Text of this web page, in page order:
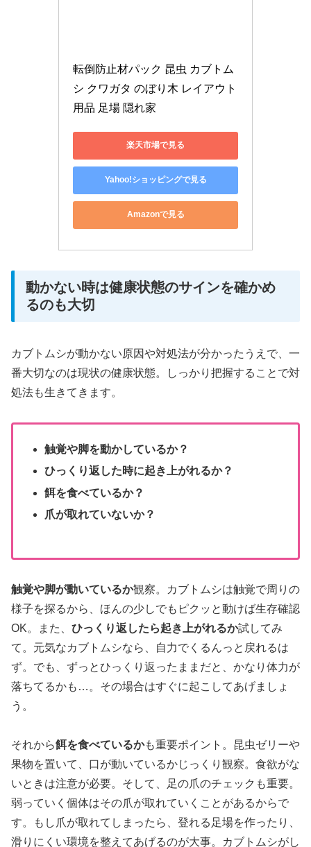
転倒防止材パック 昆虫 カブトム
シ クワガタ のぼり木 レイアウト
用品 足場 隠れ家
楽天市場で見る
Yahoo!ショッピングで見る
Amazonで見る
動かない時は健康状態のサインを確かめ
るのも大切
カブトムシが動かない原因や対処法が分かったうえで、一
番大切なのは現状の健康状態。しっかり把握することで対
処法も生きてきます。
触覚や脚を動かしているか？
ひっくり返した時に起き上がれるか？
餌を食べているか？
爪が取れていないか？
触覚や脚が動いているか観察。カブトムシは触覚で周りの
様子を探るから、ほんの少しでもピクッと動けば生存確認
OK。また、 ひっくり返したら起き上がれるか試してみ
て。元気なカブトムシなら、自力でくるんっと戻れるは
ず。でも、ずっとひっくり返ったままだと、かなり体力が
落ちてるかも…。その場合はすぐに起こしてあげましょ
う。
それから餌を食べているかも重要ポイント。昆虫ゼリーや
果物を置いて、口が動いているかじっくり観察。食欲がな
いときは注意が必要。そして、足の爪のチェックも重要。
弱っていく個体はその爪が取れていくことがあるからで
す。もし爪が取れてしまったら、登れる足場を作ったり、
滑りにくい環境を整えてあげるのが大事。カブトムシがし